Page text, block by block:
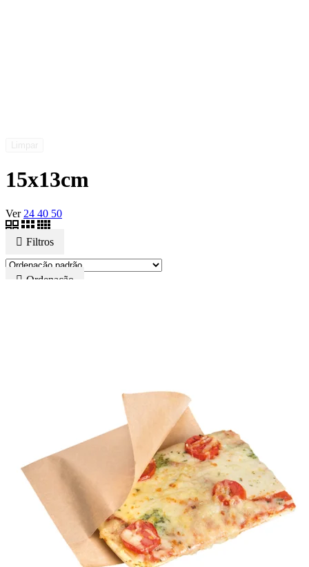
15x13cm
Ver 24 40 50
Filtros
Ordenação